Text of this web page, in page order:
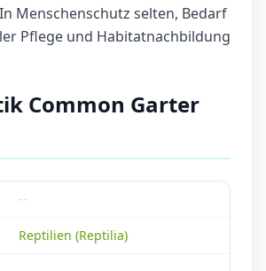
In Menschenschutz selten, Bedarf
Pflege und Habitatnachbildung
Common Garter
--
Reptilien (Reptilia)